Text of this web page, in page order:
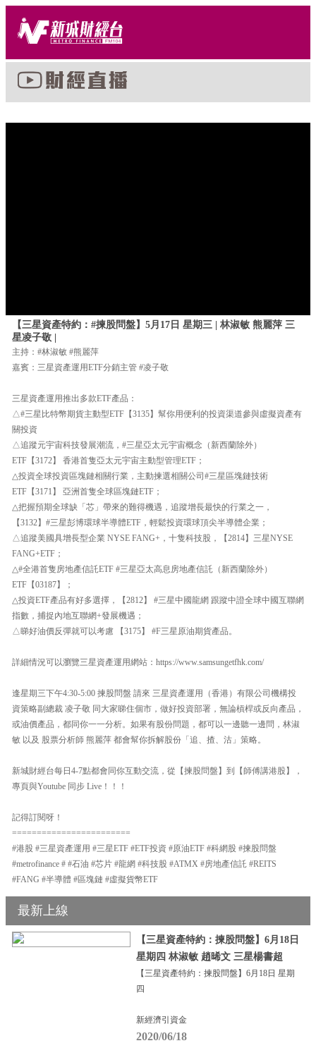
【三星資產特約：#揀股問盤】5月17日 星期三 | 林淑敏 熊麗萍 三
星凌子敬 |
主持：#林淑敏 #熊麗萍
嘉賓：三星資產運用ETF分銷主管 #凌子敬
三星資產運用推出多款ETF產品：
△#三星比特幣期貨主動型ETF【3135】幫你用便利的投資渠道參與虛擬資產有
關投資
△追蹤元宇宙科技發展潮流，#三星亞太元宇宙概念（新西蘭除外）
ETF【3172】 香港首隻亞太元宇宙主動型管理ETF；
△投資全球投資區塊鏈相關行業，主動揀選相關公司#三星區塊鏈技術
ETF【3171】 亞洲首隻全球區塊鏈ETF；
△把握預期全球缺「芯」帶來的難得機遇，追蹤增長最快的行業之一，
【3132】#三星彭博環球半導體ETF，輕鬆投資環球頂尖半導體企業；
△追蹤美國具增長型企業 NYSE FANG+，十隻科技股，【2814】三星NYSE
FANG+ETF；
△#全港首隻房地產信託ETF #三星亞太高息房地產信託（新西蘭除外）
ETF【03187】；
△投資ETF產品有好多選擇，【2812】 #三星中國龍網 跟蹤中證全球中國互聯網
指數，捕捉內地互聯網+發展機遇；
△睇好油價反彈就可以考慮 【3175】 #F三星原油期貨產品。
詳細情況可以瀏覽三星資產運用網站：https://www.samsungetfhk.com/
逢星期三下午4:30-5:00 揀股問盤 請來 三星資產運用（香港）有限公司機構投
資策略副總裁 凌子敬 同大家睇住個市，做好投資部署，無論槓桿或反向產品，
或油價產品，都同你一一分析。如果有股份問題，都可以一邊聽一邊問，林淑
敏 以及 股票分析師 熊麗萍 都會幫你拆解股份「追、揸、沽」策略。
新城財經台每日4-7點都會同你互動交流，從【揀股問盤】到【師傅講港股】，
專頁與Youtube 同步 Live！！！
記得訂閱呀！
========================
#港股 #三星資產運用 #三星ETF #ETF投資 #原油ETF #科網股 #揀股問盤
#metrofinance # #石油 #芯片 #龍網 #科技股 #ATMX #房地產信託 #REITS
#FANG #半導體 #區塊鏈 #虛擬貨幣ETF
最新上線
【三星資產特約：揀股問盤】6月18日
星期四 林淑敏 趙晞文 三星楊書超
【三星資產特約：揀股問盤】6月18日 星期
四
新經濟引資金
2020/06/18